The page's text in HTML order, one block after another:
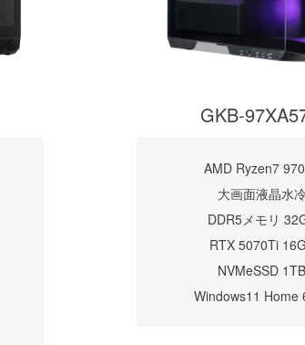
GKB-
AMD Ryzen7
大画面液晶水
DDR5メモリ
RTX 5070Ti
NVMeSSD 1TB
Windows11 Home